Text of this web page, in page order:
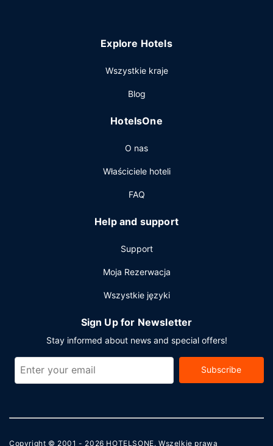
Przekąś coś w restauracji YI CUI LOUNG, jednej z 3
w pokoju i skorzystać z obsługi pokojowej w określonych
napoje znajdziesz w jednym z lokali: bar/salon klubowy.
dostęp do internetu, centrum biznesowe oraz bezpłatne
czasopisma w holu. Jeżeli planujesz spotkanie w mieście
konferencyjne o łącznej powierzchni 37 m kw. (398 stopy
kwadratowe). Płatne udogodnienia to transport z i na
bezpłatne parkowanie samodzielne.
Explore Hotels
Wszystkie kraje
Blog
HotelsOne
O nas
Właściciele hoteli
FAQ
Help and support
Support
Moja Rezerwacja
Wszystkie języki
Sign Up for Newsletter
Stay informed about news and special offers!
Subscribe
Copyright © 2001 - 2026 HOTELSONE. Wszelkie prawa